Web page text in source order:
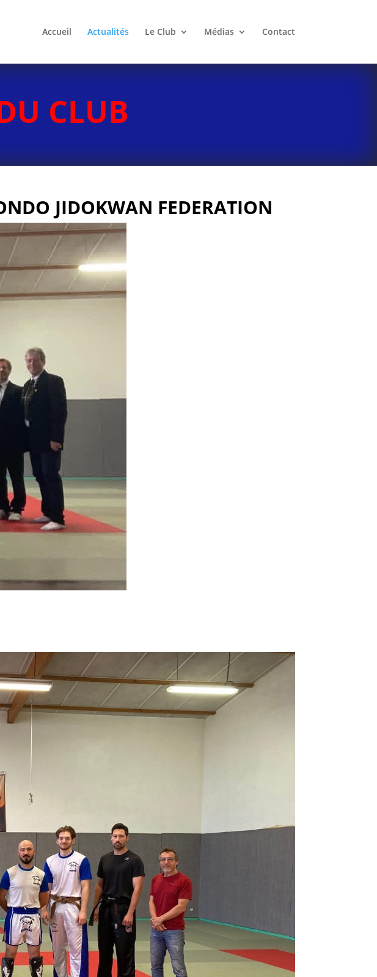
Accueil Actualités Le Club Médias Contact
CLUB
JIDOKWAN FEDERATION